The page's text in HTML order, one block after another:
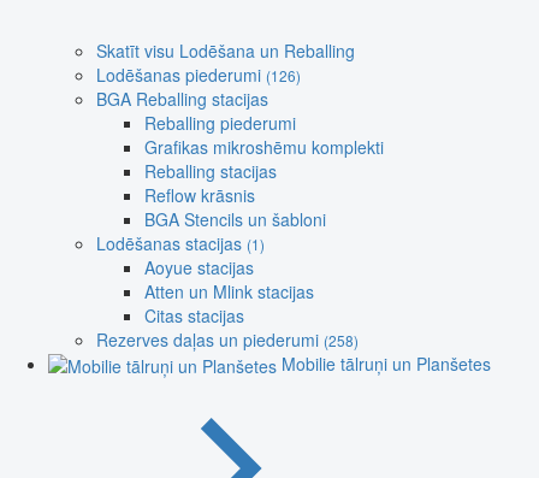
Skatīt visu Lodēšana un Reballing
Lodēšanas piederumi (126)
BGA Reballing stacijas
Reballing piederumi
Grafikas mikroshēmu komplekti
Reballing stacijas
Reflow krāsnis
BGA Stencils un šabloni
Lodēšanas stacijas (1)
Aoyue stacijas
Atten un Mlink stacijas
Citas stacijas
Rezerves daļas un piederumi (258)
Mobilie tālruņi un Planšetes